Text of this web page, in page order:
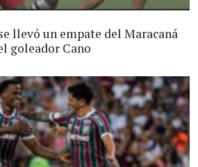
llevó un empate del Maracaná
goleador Cano